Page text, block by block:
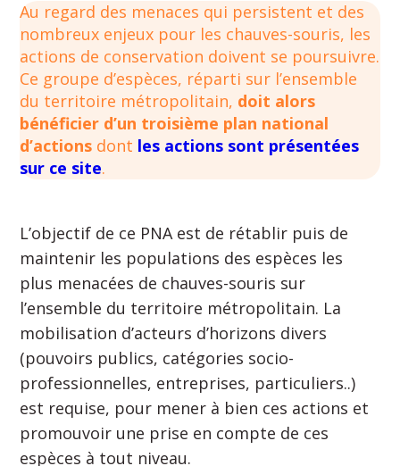
Au regard des menaces qui persistent et des
nombreux enjeux pour les chauves-souris, les
actions de conservation doivent se poursuivre.
Ce groupe d’espèces, réparti sur l’ensemble
du territoire métropolitain, doit alors
bénéficier d’un troisième plan national
d’actions dont les actions sont présentées
sur ce site.
L’objectif de ce PNA est de rétablir puis de
maintenir les populations des espèces les
plus menacées de chauves-souris sur
l’ensemble du territoire métropolitain. La
mobilisation d’acteurs d’horizons divers
(pouvoirs publics, catégories socio-
professionnelles, entreprises, particuliers..)
est requise, pour mener à bien ces actions et
promouvoir une prise en compte de ces
espèces à tout niveau.